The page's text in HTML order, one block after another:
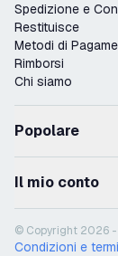
Spedizione e
Restituisce
Metodi di
Rimborsi
Chi siamo
Popolare
Il mio conto
© Copyright 2026 -
Condizioni e